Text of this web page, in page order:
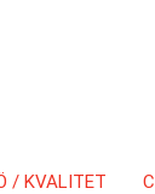
/ KVALITET